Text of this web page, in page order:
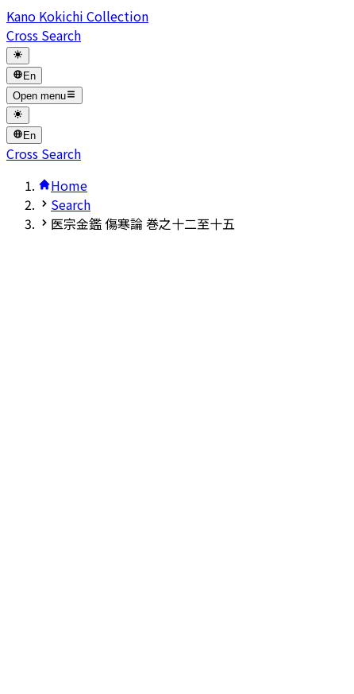
Kano Kokichi Collection
Cross Search
En
Open menu
En
Cross Search
Home
Search
医宗金鑑 傷寒論 巻之十二至十五